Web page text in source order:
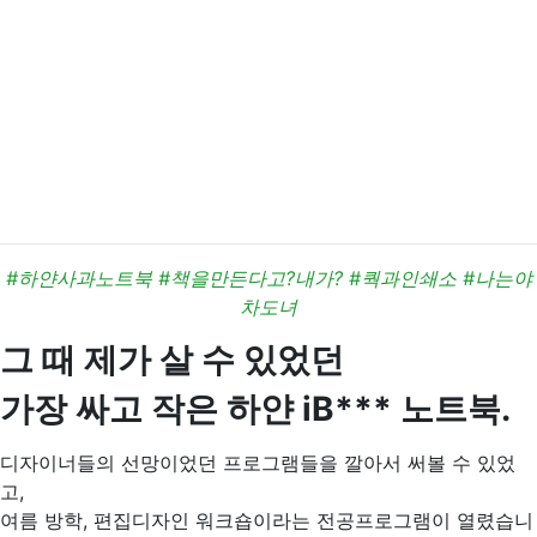
#하얀사과노트북 #책을만든다고?내가? #쿽과인쇄소 #나는야
차도녀
그 때 제가 살 수 있었던
가장 싸고 작은 하얀 iB*** 노트북.
디자이너들의 선망이었던 프로그램들을 깔아서 써볼 수 있었
고,
여름 방학, 편집디자인 워크숍이라는 전공프로그램이 열렸습니